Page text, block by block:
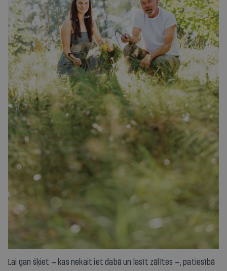
Lai gan šķiet — kas nekait iet dabā un lasīt zālītes —, patiesībā